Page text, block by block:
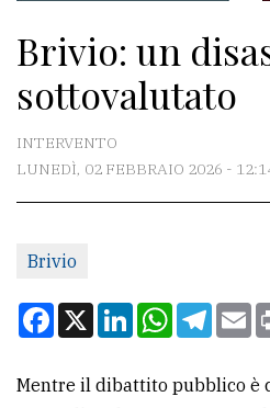
Associazioni
Meteo
redazione
Scrivici
la
Brivio: un
sottovalutato
INTERVENTO
LUNEDÌ, 02 FEBBRAIO 2026 -
Brivio
Facebook
X LinkedInWhatsApp
Mentre il dibattito pubblico è